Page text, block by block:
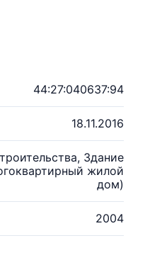
44:27:040637:94
18.11.2016
Здание
жилой
дом)
2004